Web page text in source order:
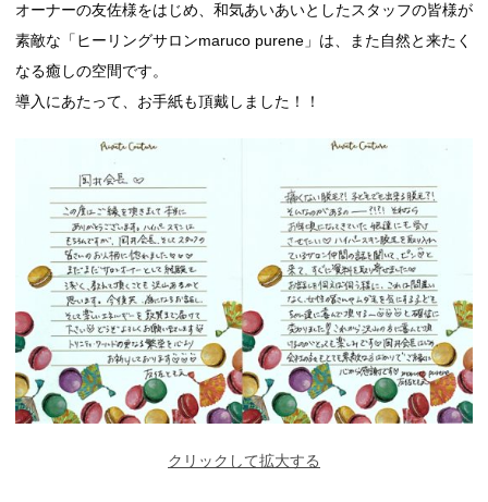
オーナーの友佐様をはじめ、和気あいあいとしたスタッフの皆様が
素敵な「ヒーリングサロンmaruco purene」は、また自然と来たく
なる癒しの空間です。
導入にあたって、お手紙も頂戴しました！！
クリックして拡大する